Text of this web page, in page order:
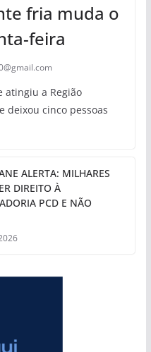
fria muda o
feira
atingiu a Região
deixou cinco pessoas
ALERTA: MILHARES
DIREITO À
PCD E NÃO